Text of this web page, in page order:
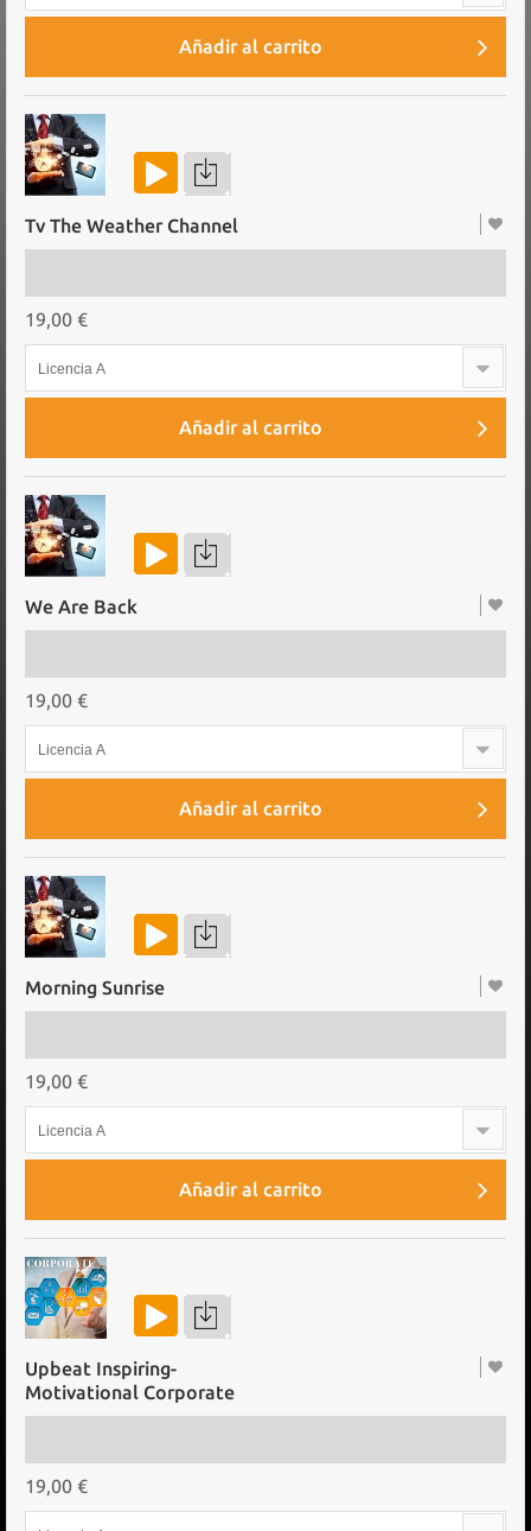
Añadir al carrito
Tv The Weather Channel
19,00 €
Licencia A
Añadir al carrito
We Are Back
19,00 €
Licencia A
Añadir al carrito
Morning Sunrise
19,00 €
Licencia A
Añadir al carrito
Upbeat Inspiring-
Motivational Corporate
19,00 €